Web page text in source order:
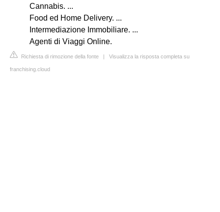
Cannabis. ...
Food ed Home Delivery. ...
Intermediazione Immobiliare. ...
Agenti di Viaggi Online.
Richiesta di rimozione della fonte | Visualizza la risposta completa su
franchising.cloud